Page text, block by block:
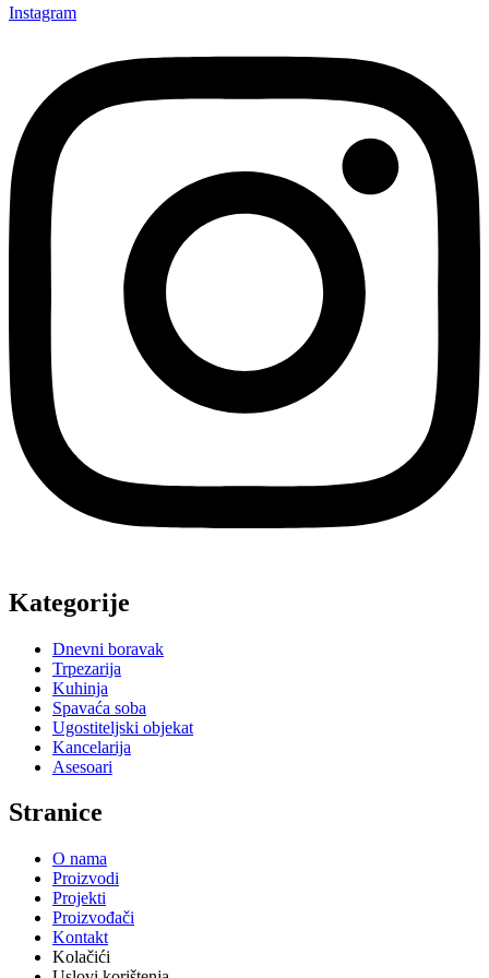
Kategorije
Dnevni boravak
Spavaća soba
Ugostiteljski objekat
Kancelarija
Asesoari
Stranice
Proizvođači
Kolačići
Uslovi korištenja
Newsletter
Uvijek u toku! Uz naš newsletter bit ćete među prvima koji će
saznati koje nove proizvode i ponude možete pronaći u Casa Mia.
Email
Casa Mia d.o.o. 2025 © Sva prava zadržana
Design byED vision
O nama